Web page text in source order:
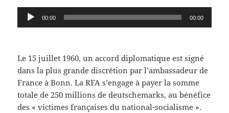
Lecteur
audio
00:00 00:00
Le 15 juillet 1960, un accord diplomatique est signé
dans la plus grande discrétion par l’ambassadeur de
France à Bonn. La RFA s’engage à payer la somme
totale de 250 millions de deutschemarks, au bénéfice
des « victimes françaises du national-socialisme ».